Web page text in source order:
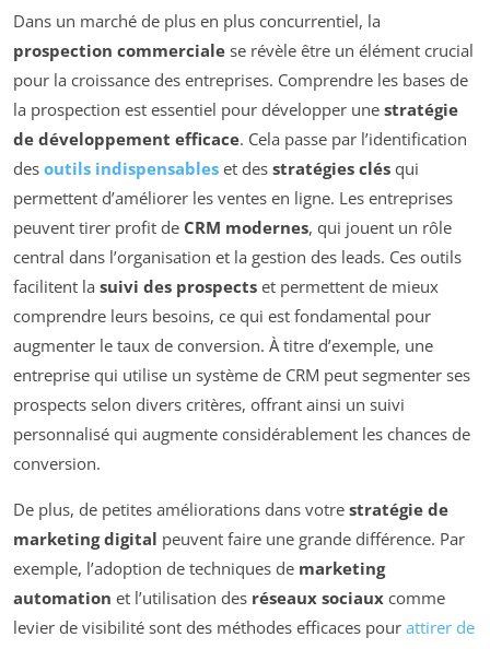
Dans un marché de plus en plus concurrentiel, la
prospection commerciale se révèle être un élément crucial
pour la croissance des entreprises. Comprendre les bases de
la prospection est essentiel pour développer une stratégie
de développement efficace. Cela passe par l’identification
des outils indispensables et des stratégies clés qui
permettent d’améliorer les ventes en ligne. Les entreprises
peuvent tirer profit de CRM modernes, qui jouent un rôle
central dans l’organisation et la gestion des leads. Ces outils
facilitent la suivi des prospects et permettent de mieux
comprendre leurs besoins, ce qui est fondamental pour
augmenter le taux de conversion. À titre d’exemple, une
entreprise qui utilise un système de CRM peut segmenter ses
prospects selon divers critères, offrant ainsi un suivi
personnalisé qui augmente considérablement les chances de
conversion.
De plus, de petites améliorations dans votre stratégie de
marketing digital peuvent faire une grande différence. Par
exemple, l’adoption de techniques de marketing
automation et l’utilisation des réseaux sociaux comme
levier de visibilité sont des méthodes efficaces pour attirer de